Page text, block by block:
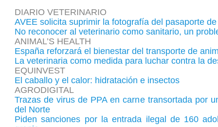
DIARIO VETERINARIO
AVEE solicita suprimir la fotografía del pasaporte
No reconocer al veterinario como sanitario, un
ANIMAL’S HEALTH
España reforzará el bienestar del transporte de
La veterinaria como medida para luchar contra la
EQUINVEST
El caballo y el calor: hidratación e insectos
AGRODIGITAL
Trazas de virus de PPA en carne transortada por
del Norte
Piden sanciones por la entrada ilegal de 160